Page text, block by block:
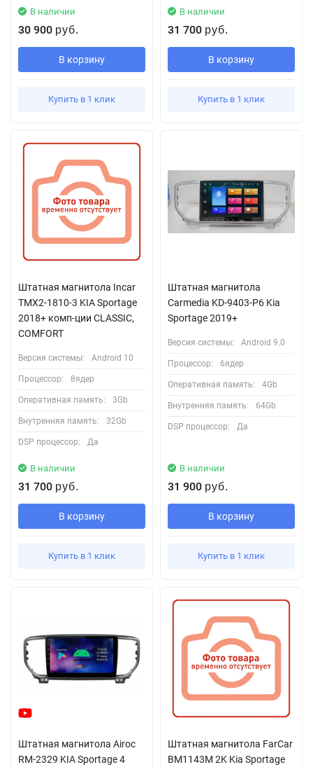
В наличии
30 900 руб.
В корзину
Купить в 1 клик
В наличии
31 700 руб.
В корзину
Купить в 1 клик
Штатная магнитола Incar
TMX2-1810-3 KIA Sportage
2018+ комп-ции CLASSIC,
COMFORT
Версия системы: Android 10
Процессор: 8ядер
Оперативная память: 3Gb
Внутренняя память: 32Gb
DSP процессор: Да
В наличии
31 700 руб.
В корзину
Купить в 1 клик
Штатная магнитола
Carmedia KD-9403-P6 Kia
Sportage 2019+
Версия системы: Android 9.0
Процессор: 6ядер
Оперативная память: 4Gb
Внутренняя память: 64Gb
DSP процессор: Да
В наличии
31 900 руб.
В корзину
Купить в 1 клик
Штатная магнитола Airoc
RM-2329 KIA Sportage 4
Штатная магнитола FarCar
BM1143M 2K Kia Sportage